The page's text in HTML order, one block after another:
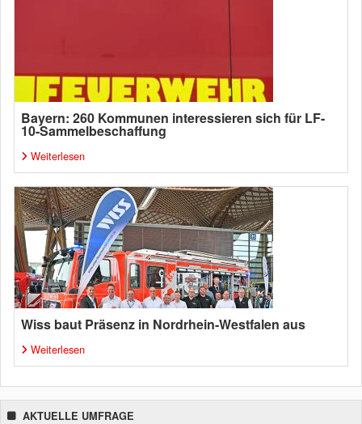
Bayern: 260 Kommunen interessieren sich für LF-
10-Sammelbeschaffung
Weiterlesen
Wiss baut Präsenz in Nordrhein-Westfalen aus
Weiterlesen
AKTUELLE UMFRAGE